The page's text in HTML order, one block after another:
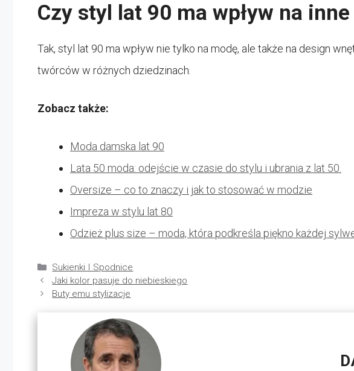
Czy styl lat 90 ma wpływ na
Tak, styl lat 90 ma wpływ nie tylko na modę, ale także na design
twórców w różnych dziedzinach.
Zobacz także:
Moda damska lat 90
Lata 50 moda: odejście w czasie do stylu i ubrania z lat 50.
Oversize – co to znaczy i jak to stosować w modzie
Impreza w stylu lat 80
Odzież plus size – moda, która podkreśla piękno każdej
Kategorie
Sukienki I Spodnice
Jaki kolor pasuje do niebieskiego
Buty emu stylizacje